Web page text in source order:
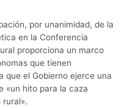
por unanimidad, de la
en la Conferencia
proporciona un marco
que tienen
que el Gobierno ejerce una
«un hito para la caza
rural».